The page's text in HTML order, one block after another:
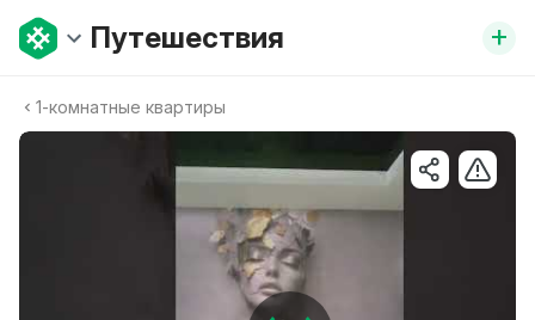
Путешествия +
1-комнатные квартиры